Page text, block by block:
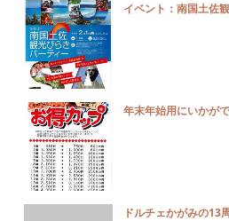
イベント：南国土佐
年末年始用にいかが
ドルチェかがみの13